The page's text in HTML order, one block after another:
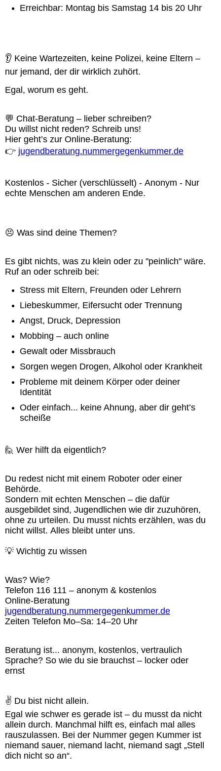
Erreichbar: Montag bis Samstag 14 bis 20 Uhr
👂 Keine Wartezeiten, keine Polizei, keine Eltern –
nur jemand, der dir wirklich zuhört.
Egal, worum es geht.
💬 Chat-Beratung – lieber schreiben?
Du willst nicht reden? Schreib uns!
Hier geht’s zur Online-Beratung:
👉 jugendberatung.nummergegenkummer.de
Kostenlos - Sicher (verschlüsselt) - Anonym - Nur
echte Menschen am anderen Ende.
😣 Was sind deine Themen?
Es gibt nichts, was zu klein oder zu "peinlich" wäre.
Ruf an oder schreib bei:
Stress mit Eltern, Freunden oder Lehrern
Liebeskummer, Eifersucht oder Trennung
Angst, Druck, Depression
Mobbing – auch online
Gewalt oder Missbrauch
Sorgen wegen Drogen, Alkohol oder Krankheit
Probleme mit deinem Körper oder deiner
Identität
Oder einfach... keine Ahnung, aber dir geht’s
scheiße
🙋 Wer hilft da eigentlich?
Du redest nicht mit einem Roboter oder einer
Behörde.
Sondern mit echten Menschen – die dafür
ausgebildet sind, Jugendlichen wie dir zuzuhören,
ohne zu urteilen. Du musst nichts erzählen, was du
nicht willst. Alles bleibt unter uns.
💡 Wichtig zu wissen
Was? Wie?
Telefon 116 111 – anonym & kostenlos
Online-Beratung
jugendberatung.nummergegenkummer.de
Zeiten Telefon Mo–Sa: 14–20 Uhr
Beratung ist... anonym, kostenlos, vertraulich
Sprache? So wie du sie brauchst – locker oder
ernst
✌️ Du bist nicht allein.
Egal wie schwer es gerade ist – du musst da nicht
allein durch. Manchmal hilft es, einfach mal alles
rauszulassen. Bei der Nummer gegen Kummer ist
niemand sauer, niemand lacht, niemand sagt „Stell
dich nicht so an“.